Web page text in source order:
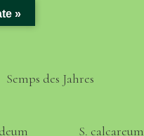
Semps des Jahres
S. calcareum
»